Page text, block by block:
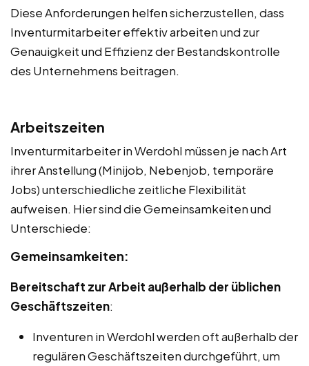
Diese Anforderungen helfen sicherzustellen, dass
Inventurmitarbeiter effektiv arbeiten und zur
Genauigkeit und Effizienz der Bestandskontrolle
des Unternehmens beitragen.
Arbeitszeiten
Inventurmitarbeiter in Werdohl müssen je nach Art
ihrer Anstellung (Minijob, Nebenjob, temporäre
Jobs) unterschiedliche zeitliche Flexibilität
aufweisen. Hier sind die Gemeinsamkeiten und
Unterschiede:
Gemeinsamkeiten:
Bereitschaft zur Arbeit außerhalb der üblichen
Geschäftszeiten:
Inventuren in Werdohl werden oft außerhalb der
regulären Geschäftszeiten durchgeführt, um